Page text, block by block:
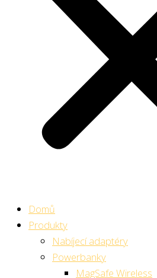
Domů
Produkty
Nabíjecí adaptéry
Powerbanky
MagSafe Wireless